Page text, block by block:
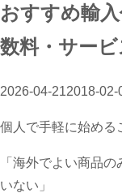
おすすめ輸
数料・サー
2026-04-212018-02-
個人で手軽に始める
「海外でよい商品
いない」